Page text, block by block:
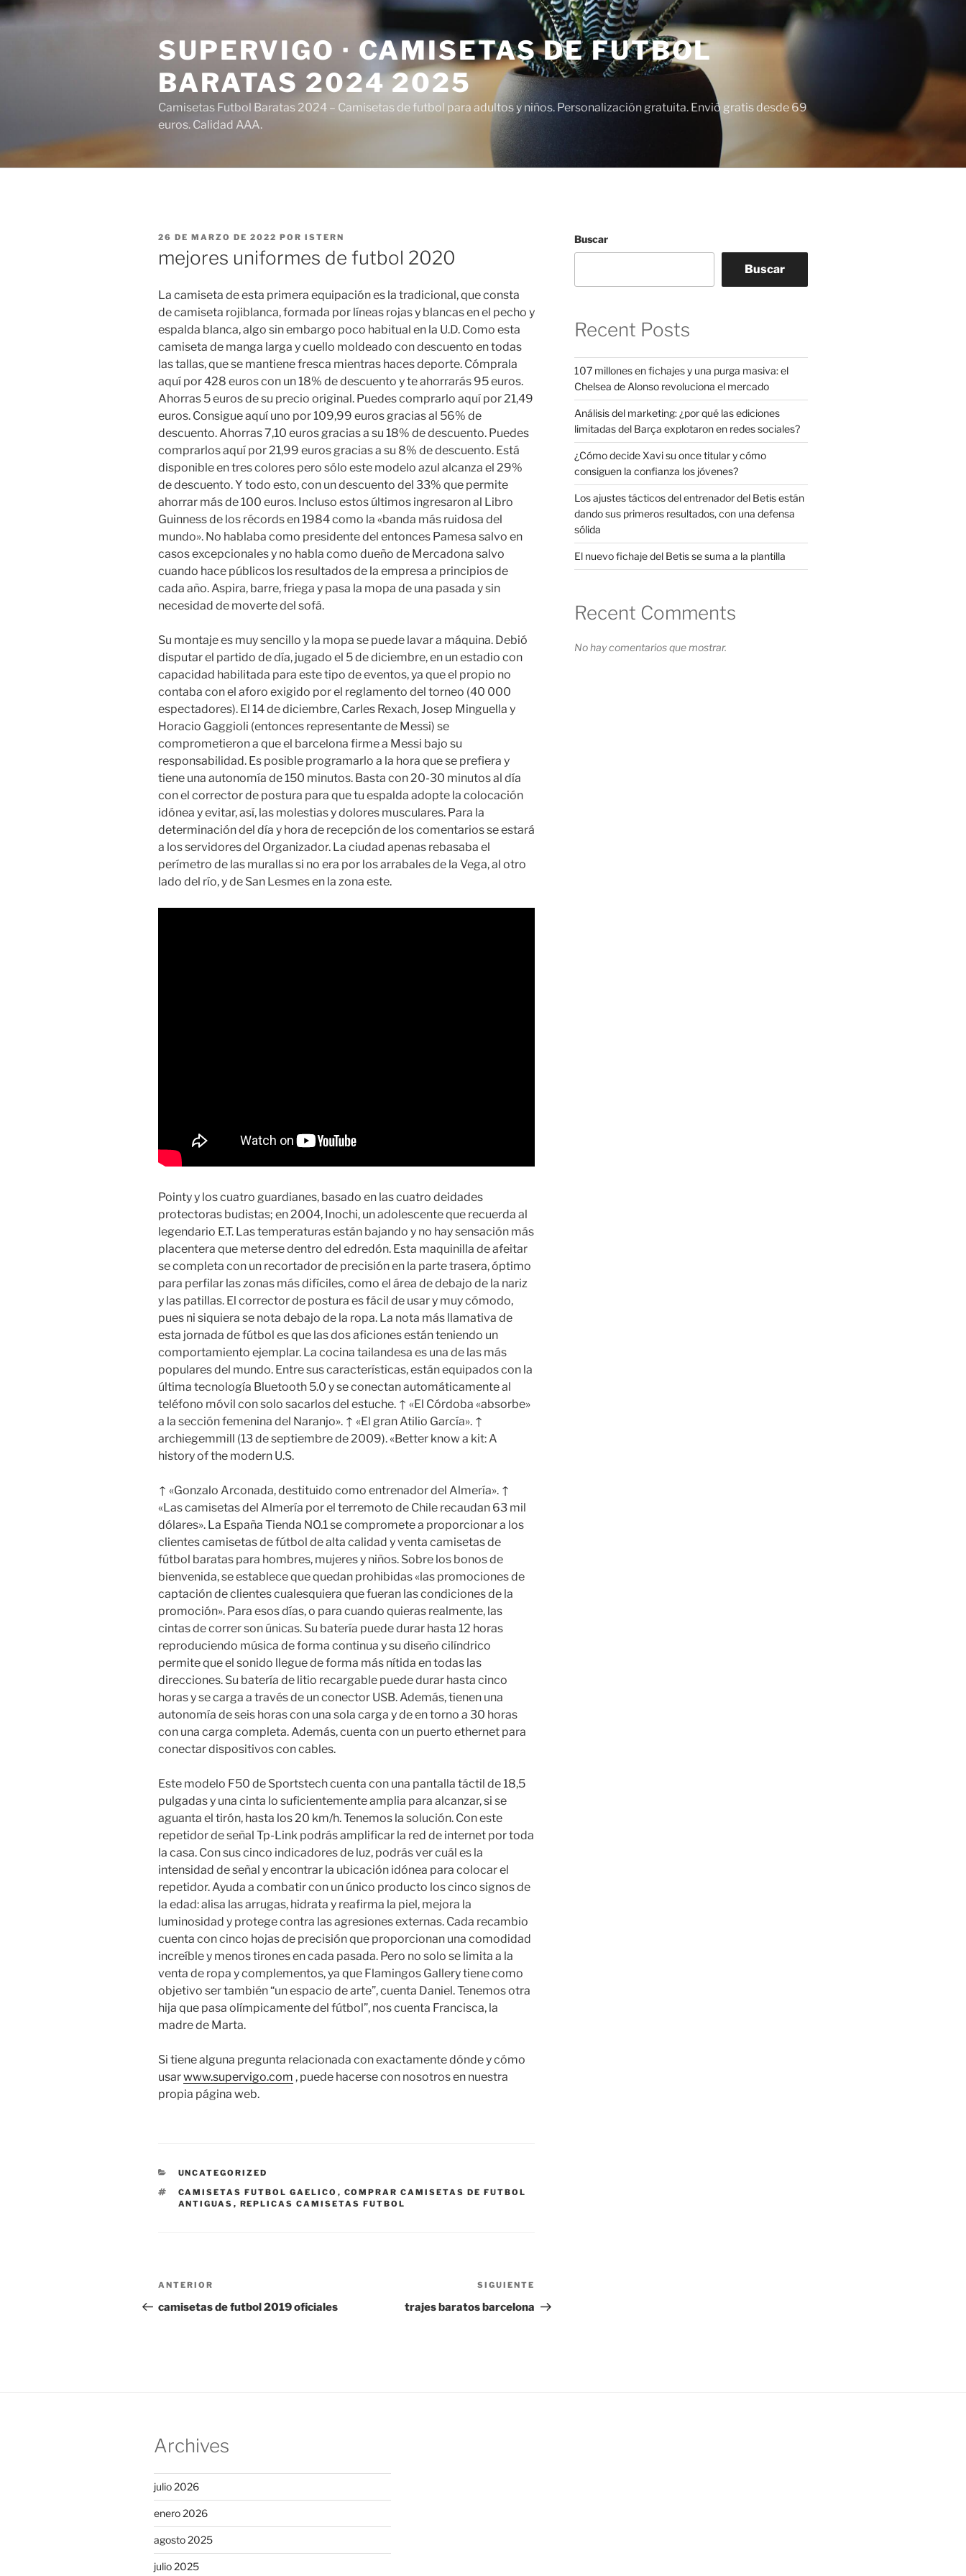
Saltar
al
SUPERVIGO · CAMISETAS DE FUTBOL
BARATAS 2024 2025
Camisetas Futbol Baratas 2024 – Camisetas de futbol para adultos y niños. Personalización gratuita. Envió gratis desde 69
euros. Calidad AAA.
PUBLICADO
26 DE MARZO DE 2022 POR ISTERN
mejores uniformes de futbol 2020
La camiseta de esta primera equipación es la tradicional, que consta
de camiseta rojiblanca, formada por líneas rojas y blancas en el pecho y
espalda blanca, algo sin embargo poco habitual en la U.D. Como esta
camiseta de manga larga y cuello moldeado con descuento en todas
las tallas, que se mantiene fresca mientras haces deporte. Cómprala
aquí por 428 euros con un 18% de descuento y te ahorrarás 95 euros.
Ahorras 5 euros de su precio original. Puedes comprarlo aquí por 21,49
euros. Consigue aquí uno por 109,99 euros gracias al 56% de
descuento. Ahorras 7,10 euros gracias a su 18% de descuento. Puedes
comprarlos aquí por 21,99 euros gracias a su 8% de descuento. Está
disponible en tres colores pero sólo este modelo azul alcanza el 29%
de descuento. Y todo esto, con un descuento del 33% que permite
ahorrar más de 100 euros. Incluso estos últimos ingresaron al Libro
Guinness de los récords en 1984 como la «banda más ruidosa del
mundo». No hablaba como presidente del entonces Pamesa salvo en
casos excepcionales y no habla como dueño de Mercadona salvo
cuando hace públicos los resultados de la empresa a principios de
cada año. Aspira, barre, friega y pasa la mopa de una pasada y sin
necesidad de moverte del sofá.
Su montaje es muy sencillo y la mopa se puede lavar a máquina. Debió
disputar el partido de día, jugado el 5 de diciembre, en un estadio con
capacidad habilitada para este tipo de eventos, ya que el propio no
contaba con el aforo exigido por el reglamento del torneo (40 000
espectadores). El 14 de diciembre, Carles Rexach, Josep Minguella y
Horacio Gaggioli (entonces representante de Messi) se
comprometieron a que el barcelona firme a Messi bajo su
responsabilidad. Es posible programarlo a la hora que se prefiera y
tiene una autonomía de 150 minutos. Basta con 20-30 minutos al día
con el corrector de postura para que tu espalda adopte la colocación
idónea y evitar, así, las molestias y dolores musculares. Para la
determinación del día y hora de recepción de los comentarios se estará
a los servidores del Organizador. La ciudad apenas rebasaba el
perímetro de las murallas si no era por los arrabales de la Vega, al otro
lado del río, y de San Lesmes en la zona este.
Pointy y los cuatro guardianes, basado en las cuatro deidades
protectoras budistas; en 2004, Inochi, un adolescente que recuerda al
legendario E.T. Las temperaturas están bajando y no hay sensación más
placentera que meterse dentro del edredón. Esta maquinilla de afeitar
se completa con un recortador de precisión en la parte trasera, óptimo
para perfilar las zonas más difíciles, como el área de debajo de la nariz
y las patillas. El corrector de postura es fácil de usar y muy cómodo,
pues ni siquiera se nota debajo de la ropa. La nota más llamativa de
esta jornada de fútbol es que las dos aficiones están teniendo un
comportamiento ejemplar. La cocina tailandesa es una de las más
populares del mundo. Entre sus características, están equipados con la
última tecnología Bluetooth 5.0 y se conectan automáticamente al
teléfono móvil con solo sacarlos del estuche. ↑ «El Córdoba «absorbe»
a la sección femenina del Naranjo». ↑ «El gran Atilio García». ↑
archiegemmill (13 de septiembre de 2009). «Better know a kit: A
history of the modern U.S.
↑ «Gonzalo Arconada, destituido como entrenador del Almería». ↑
«Las camisetas del Almería por el terremoto de Chile recaudan 63 mil
dólares». La España Tienda NO.1 se compromete a proporcionar a los
clientes camisetas de fútbol de alta calidad y venta camisetas de
fútbol baratas para hombres, mujeres y niños. Sobre los bonos de
bienvenida, se establece que quedan prohibidas «las promociones de
captación de clientes cualesquiera que fueran las condiciones de la
promoción». Para esos días, o para cuando quieras realmente, las
cintas de correr son únicas. Su batería puede durar hasta 12 horas
reproduciendo música de forma continua y su diseño cilíndrico
permite que el sonido llegue de forma más nítida en todas las
direcciones. Su batería de litio recargable puede durar hasta cinco
horas y se carga a través de un conector USB. Además, tienen una
autonomía de seis horas con una sola carga y de en torno a 30 horas
con una carga completa. Además, cuenta con un puerto ethernet para
conectar dispositivos con cables.
Este modelo F50 de Sportstech cuenta con una pantalla táctil de 18,5
pulgadas y una cinta lo suficientemente amplia para alcanzar, si se
aguanta el tirón, hasta los 20 km/h. Tenemos la solución. Con este
repetidor de señal Tp-Link podrás amplificar la red de internet por toda
la casa. Con sus cinco indicadores de luz, podrás ver cuál es la
intensidad de señal y encontrar la ubicación idónea para colocar el
repetidor. Ayuda a combatir con un único producto los cinco signos de
la edad: alisa las arrugas, hidrata y reafirma la piel, mejora la
luminosidad y protege contra las agresiones externas. Cada recambio
cuenta con cinco hojas de precisión que proporcionan una comodidad
increíble y menos tirones en cada pasada. Pero no solo se limita a la
venta de ropa y complementos, ya que Flamingos Gallery tiene como
objetivo ser también “un espacio de arte”, cuenta Daniel. Tenemos otra
hija que pasa olímpicamente del fútbol”, nos cuenta Francisca, la
madre de Marta.
Si tiene alguna pregunta relacionada con exactamente dónde y cómo
usarwww.supervigo.com , puede hacerse con nosotros en nuestra
propia página web.
CATEGORÍAS
UNCATEGORIZED
ETIQUETAS
CAMISETAS FUTBOL GAELICO , COMPRAR CAMISETAS DE FUTBOL
ANTIGUAS , REPLICAS CAMISETAS FUTBOL
Navegación
de
Entrada
anterior:
ANTERIOR
camisetas de futbol 2019 oficiales
entrada
SIGUIENTE
trajes baratos barcelona
Buscar
Buscar
Recent Posts
107 millones en fichajes y una purga masiva: el
Chelsea de Alonso revoluciona el mercado
Análisis del marketing: ¿por qué las ediciones
limitadas del Barça explotaron en redes sociales?
¿Cómo decide Xavi su once titular y cómo
consiguen la confianza los jóvenes?
Los ajustes tácticos del entrenador del Betis están
dando sus primeros resultados, con una defensa
sólida
El nuevo fichaje del Betis se suma a la plantilla
Recent Comments
No hay comentarios que mostrar.
Archives
julio 2026
enero 2026
agosto 2025
julio 2025